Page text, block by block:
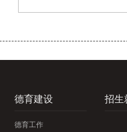
德育建设
德育工作
招生